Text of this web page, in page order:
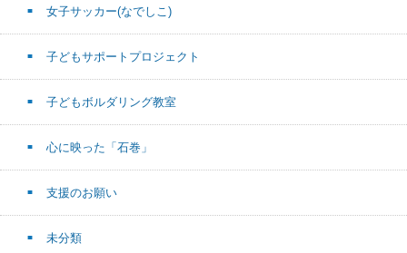
女子サッカー(なでしこ)
子どもサポートプロジェクト
子どもボルダリング教室
心に映った「石巻」
支援のお願い
未分類